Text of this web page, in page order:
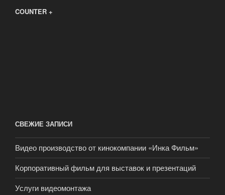
COUNTER +
СВЕЖИЕ ЗАПИСИ
Видео производство от кинокомпании «Инка Фильм»
Корпоративный фильм для выставок и презентаций
Услуги видеомонтажа